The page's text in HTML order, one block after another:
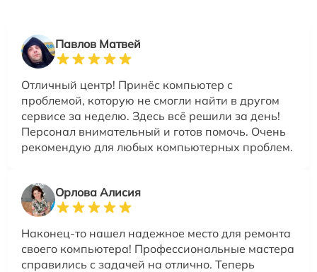
Павлов Матвей
Отличный центр! Принёс компьютер с
проблемой, которую не смогли найти в другом
сервисе за неделю. Здесь всё решили за день!
Персонал внимательный и готов помочь. Очень
рекомендую для любых компьютерных проблем.
Орлова Алисия
Наконец-то нашел надежное место для ремонта
своего компьютера! Профессиональные мастера
справились с задачей на отлично. Теперь